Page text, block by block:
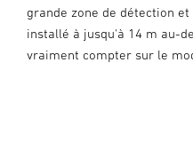
grande zone de détection
installé à jusqu'à 14 m au-
vraiment compter sur le